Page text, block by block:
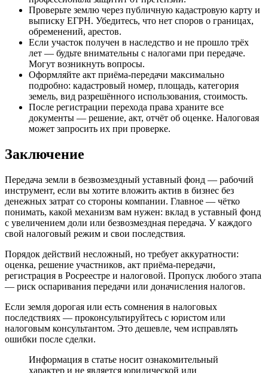
Проверьте землю через публичную кадастровую карту и
выписку ЕГРН. Убедитесь, что нет споров о границах,
обременений, арестов.
Если участок получен в наследство и не прошло трёх
лет — будьте внимательны с налогами при передаче.
Могут возникнуть вопросы.
Оформляйте акт приёма-передачи максимально
подробно: кадастровый номер, площадь, категория
земель, вид разрешённого использования, стоимость.
После регистрации перехода права храните все
документы — решение, акт, отчёт об оценке. Налоговая
может запросить их при проверке.
Заключение
Передача земли в безвозмездный уставный фонд — рабочий
инструмент, если вы хотите вложить актив в бизнес без
денежных затрат со стороны компании. Главное — чётко
понимать, какой механизм вам нужен: вклад в уставный фонд
с увеличением доли или безвозмездная передача. У каждого
свой налоговый режим и свои последствия.
Порядок действий несложный, но требует аккуратности:
оценка, решение участников, акт приёма-передачи,
регистрация в Росреестре и налоговой. Пропуск любого этапа
— риск оспаривания передачи или доначисления налогов.
Если земля дорогая или есть сомнения в налоговых
последствиях — проконсультируйтесь с юристом или
налоговым консультантом. Это дешевле, чем исправлять
ошибки после сделки.
Информация в статье носит ознакомительный
характер и не является юридической или